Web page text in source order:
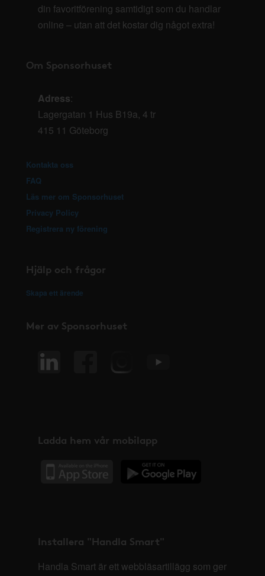
din favoritförening samtidigt som du handlar
online – utan att det kostar dig något extra!
Om Sponsorhuset
Adress:
Lagergatan 1 Hus B19a, 4 tr
415 11 Göteborg
Kontakta oss
FAQ
Läs mer om Sponsorhuset
Privacy Policy
Registrera ny förening
Hjälp och frågor
Skapa ett ärende
Mer av Sponsorhuset
Ladda hem vår mobilapp
Installera "Handla Smart"
Handla Smart är ett webbläsartillägg som ger